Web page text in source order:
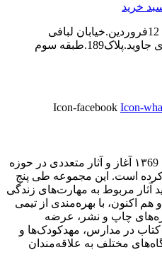
خرید
تهران.خیابان انقلاب.خیابان 12فروردین.خیابان لبافی
سوم
Icon-facebook Icon-
نشر غنچه فعالیت خود را در سال ۱۳69 آغاز و‌ آثار متعددی در حوزه‌
است. این مجموعه طی پنج
آثار مربوط به مهارت‌های زندگی
اکنون، با بهره‌مندی از تیمی
چاپ و نشر، عرضه‌
کتاب در مدارس، مهدکودک‌ها و
مختلف به علاقه‌مندان